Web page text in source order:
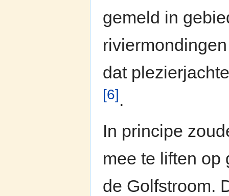
gemeld in
dat
[6].
In principe
mee te liften op
de Golfstroom.